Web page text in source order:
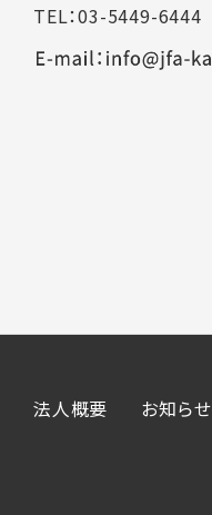
TEL：03-5449-6444
法人概要 お知らせ